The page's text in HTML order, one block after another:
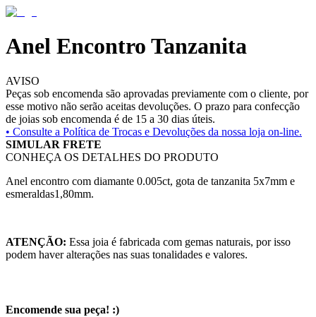
Anel Encontro Tanzanita
AVISO
Peças sob encomenda são aprovadas previamente com o cliente, por
esse motivo não serão aceitas devoluções. O prazo para confecção
de joias sob encomenda é de 15 a 30 dias úteis.
• Consulte a Política de Trocas e Devoluções da nossa loja on-line.
SIMULAR FRETE
CONHEÇA OS DETALHES DO PRODUTO
Anel encontro com diamante 0.005ct, gota de tanzanita 5x7mm e
esmeraldas1,80mm.
ATENÇÃO: Essa joia é fabricada com gemas naturais, por isso
podem haver alterações nas suas tonalidades e valores.
Encomende sua peça! :)